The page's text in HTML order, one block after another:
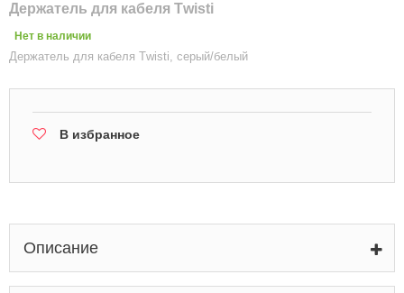
Держатель для кабеля Тwisti
Нет в наличии
Держатель для кабеля Тwisti, серый/белый
В избранное
Описание